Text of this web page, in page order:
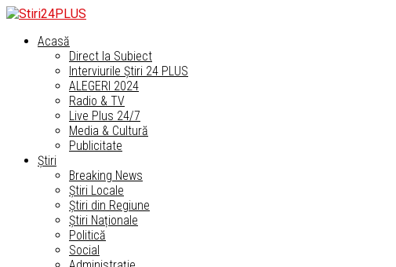
Acasă
Direct la Subiect
Interviurile Știri 24 PLUS
ALEGERI 2024
Radio & TV
Live Plus 24/7
Media & Cultură
Publicitate
Știri
Breaking News
Știri Locale
Știri din Regiune
Știri Naționale
Politică
Social